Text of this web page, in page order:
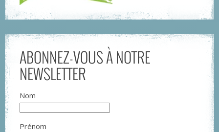
ABONNEZ-VOUS À NOTRE
NEWSLETTER
Nom
Prénom